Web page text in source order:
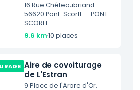
16 Rue Chéteaubriand.
56620 Pont-Scorff — PONT
SCORFF
9.6 km·10 places
Aire de covoiturage
de L'Estran
9 Place de l'Arbre d'Or.